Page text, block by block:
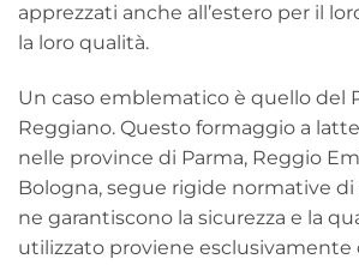
apprezzati anche all’estero per il
la loro qualità.
Un caso emblematico è quello del
Reggiano. Questo formaggio a
nelle province di Parma, Reggio
Bologna, segue rigide normative
ne garantiscono la sicurezza e la
utilizzato proviene esclusivamente